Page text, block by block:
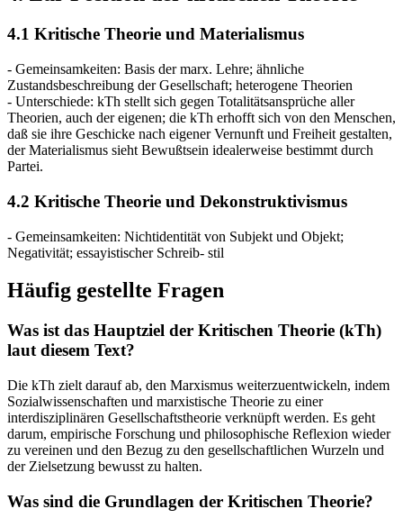
4.1 Kritische Theorie und Materialismus
- Gemeinsamkeiten: Basis der marx. Lehre; ähnliche
Zustandsbeschreibung der Gesellschaft; heterogene Theorien
- Unterschiede: kTh stellt sich gegen Totalitätsansprüche aller
Theorien, auch der eigenen; die kTh erhofft sich von den Menschen,
daß sie ihre Geschicke nach eigener Vernunft und Freiheit gestalten,
der Materialismus sieht Bewußtsein idealerweise bestimmt durch
Partei.
4.2 Kritische Theorie und Dekonstruktivismus
- Gemeinsamkeiten: Nichtidentität von Subjekt und Objekt;
Negativität; essayistischer Schreib- stil
Häufig gestellte Fragen
Was ist das Hauptziel der Kritischen Theorie (kTh)
laut diesem Text?
Die kTh zielt darauf ab, den Marxismus weiterzuentwickeln, indem
Sozialwissenschaften und marxistische Theorie zu einer
interdisziplinären Gesellschaftstheorie verknüpft werden. Es geht
darum, empirische Forschung und philosophische Reflexion wieder
zu vereinen und den Bezug zu den gesellschaftlichen Wurzeln und
der Zielsetzung bewusst zu halten.
Was sind die Grundlagen der Kritischen Theorie?